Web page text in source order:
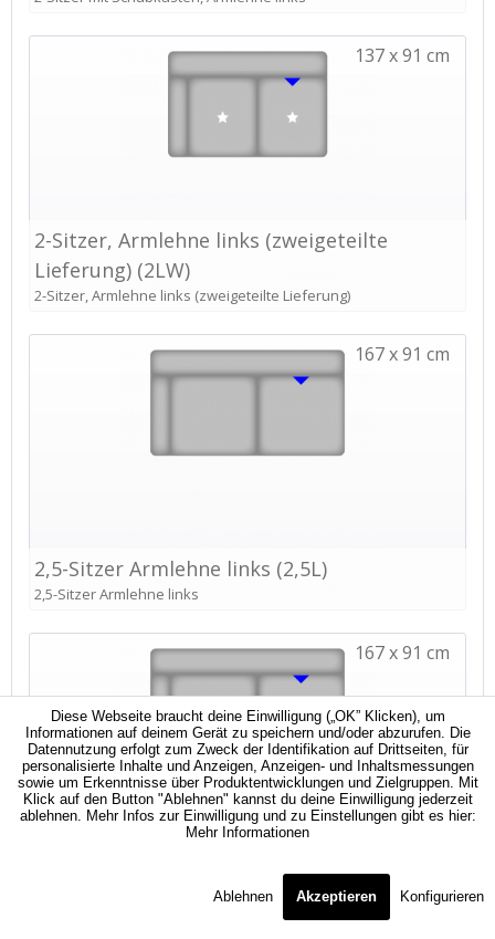
Diese Webseite braucht deine Einwilligung („OK” Klicken), um
Informationen auf deinem Gerät zu speichern und/oder abzurufen. Die
Datennutzung erfolgt zum Zweck der Identifikation auf Drittseiten, für
personalisierte Inhalte und Anzeigen, Anzeigen- und Inhaltsmessungen
sowie um Erkenntnisse über Produktentwicklungen und Zielgruppen. Mit
Klick auf den Button "Ablehnen" kannst du deine Einwilligung jederzeit
ablehnen. Mehr Infos zur Einwilligung und zu Einstellungen gibt es hier:
Mehr Informationen
Ablehnen Akzeptieren Konfigurieren